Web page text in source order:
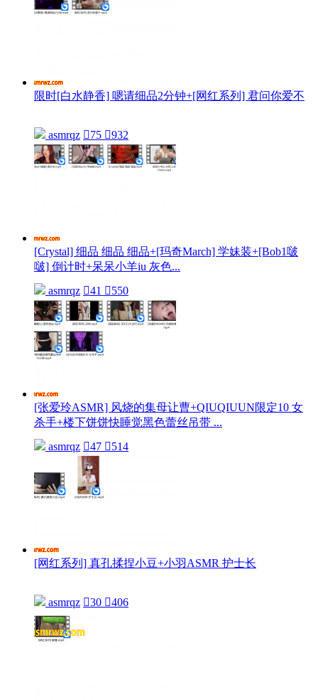
限时[白水静香] 嗯请细品2分钟+[网红系列] 君问你爱不
asmrqz 75 932
[Crystal] 细品 细品 细品+[玛奇March] 学妹装+[Bob1啵
啵] 倒计时+呆呆小羊iu 灰色...
asmrqz 41 550
[张爱玲ASMR] 风烧的集母让曹+QIUQIUUN限定10 女
杀手+楼下饼饼快睡觉黑色蕾丝吊带 ...
asmrqz 47 514
[网红系列] 真孔揉捏小豆+小羽ASMR 护士长
asmrqz 30 406